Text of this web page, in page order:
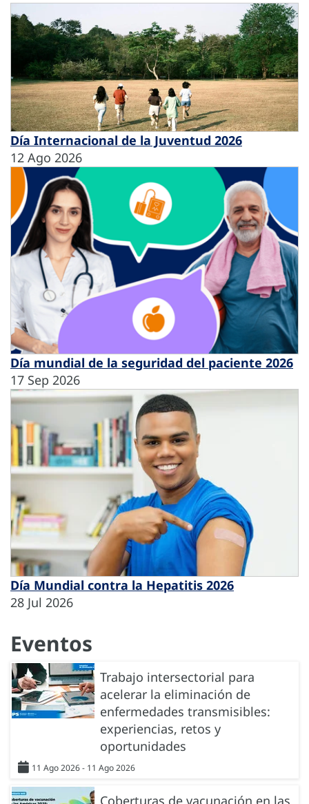
Día Internacional de la Juventud 2026
12 Ago 2026
Día mundial de la seguridad del paciente 2026
17 Sep 2026
Día Mundial contra la Hepatitis 2026
28 Jul 2026
Eventos
Trabajo intersectorial para
acelerar la eliminación de
enfermedades transmisibles:
experiencias, retos y
oportunidades
11 Ago 2026 - 11 Ago 2026